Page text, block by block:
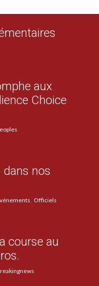
aux
Choice
dans nos
Officiels
course au